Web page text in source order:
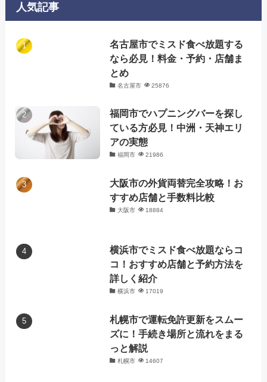
ー
人気記事
名古屋市でミスド食べ放題する
なら必見！料金・予約・店舗ま
とめ
名古屋市 25876
福岡市でハプニングバーを探し
ている方必見！中洲・天神エリ
アの実態
福岡市 21986
大阪市の外貨両替完全攻略！お
すすめ店舗と手数料比較
大阪市 18884
横浜市でミスド食べ放題ならコ
コ！おすすめ店舗と予約方法を
詳しく紹介
横浜市 17019
札幌市で運転免許更新をスムー
ズに！手続き場所と流れをまる
っと解説
札幌市 14607